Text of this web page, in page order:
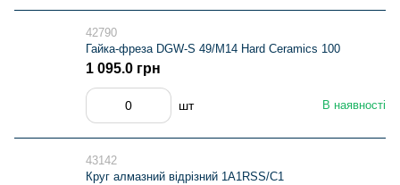
42790
Гайка-фреза DGW-S 49/M14 Hard Ceramics 100
В наявності
1 095.0 грн
шт
43142
Круг алмазний вiдрiзний 1A1RSS/C1